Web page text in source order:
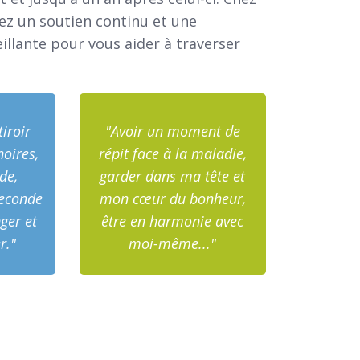
un soutien continu et une
pour vous aider à traverser
et
"Avoir un moment de
répit face à la maladie,
garder dans ma tête et
mon cœur du bonheur,
être en harmonie avec
moi-même..."